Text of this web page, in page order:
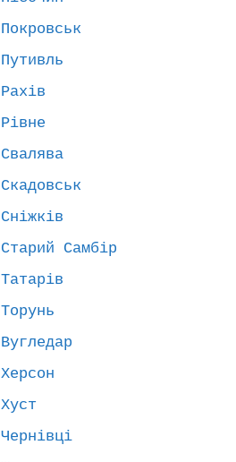
Покровськ
Путивль
Рахів
Рівне
Свалява
Скадовськ
Сніжків
Старий Самбір
Татарів
Торунь
Вугледар
Херсон
Хуст
Чернівці